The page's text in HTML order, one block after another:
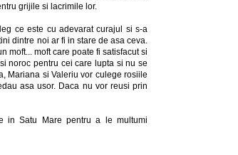
grijile si lacrimile lor.
ce este cu adevarat curajul si s-a
dintre noi ar fi in stare de asa ceva.
moft... moft care poate fi satisfacut si
noroc pentru cei care lupta si nu se
Mariana si Valeriu vor culege rosiile
asa usor. Daca nu vor reusi prin
in Satu Mare pentru a le multumi